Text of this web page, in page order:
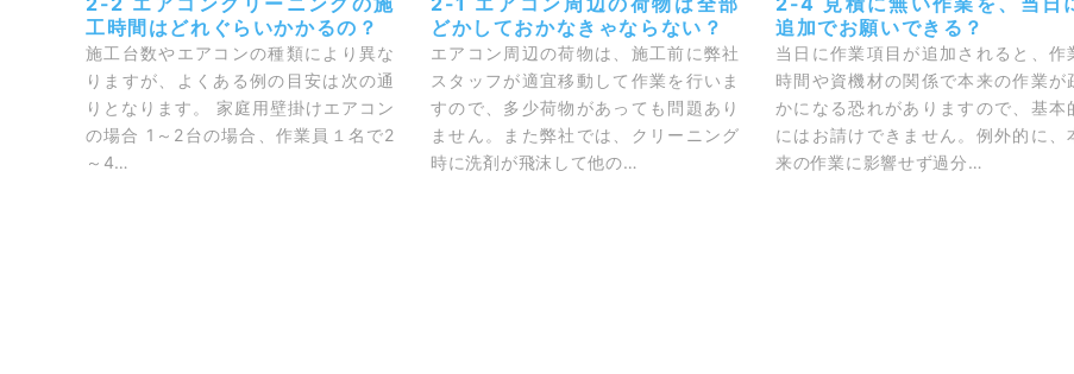
工時間はどれぐらいかかるの？
施工台数やエアコンの種類により異な
りますが、よくある例の目安は次の通
りとなります。 家庭用壁掛けエアコン
の場合 1～2台の場合、作業員１名で2
～4…
どかしておかなきゃならない？
エアコン周辺の荷物は、施工前に弊社
スタッフが適宜移動して作業を行いま
すので、多少荷物があっても問題あり
ません。また弊社では、クリーニング
時に洗剤が飛沫して他の…
追加でお願いできる？
当日に作業項目が追加されると、作
時間や資機材の関係で本来の作業が
かになる恐れがありますので、基本
にはお請けできません。例外的に、
来の作業に影響せず過分…